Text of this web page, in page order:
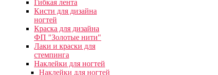
Гибкая лента
Кисти для дизайна
ногтей
Краска для дизайна
ФП "Золотые нити"
Лаки и краски для
стемпинга
Наклейки для ногтей
Наклейки для ногтей